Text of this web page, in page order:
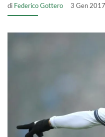
di Federico Gottero 3 Gen